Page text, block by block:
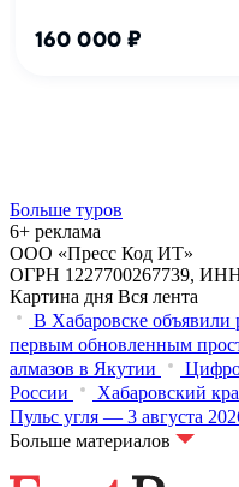
Больше туров
6+ реклама
ООО «Пресс Код ИТ»
ОГРН 1227700267739,
Картина дня Вся лента
В Хабаровске объявили
первым обновленным
алмазов в Якутии
России
Хабаровский
Пульс угля — 3 августа
Больше материалов